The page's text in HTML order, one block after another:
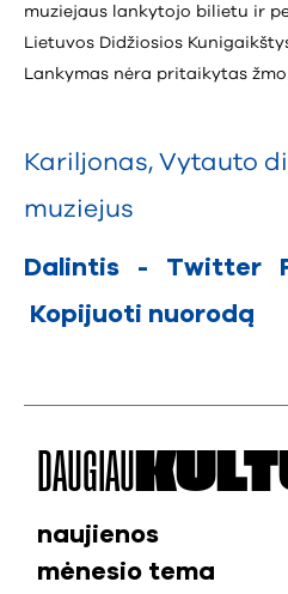
muziejaus lankytojo bilietu ir
Lietuvos Didžiosios
Lankymas nėra pritaikytas
Kariljonas, Vytauto
muziejus
Dalintis - Twitter
Kopijuoti nuorodą
DAUGIAU
naujienos
mėnesio tema